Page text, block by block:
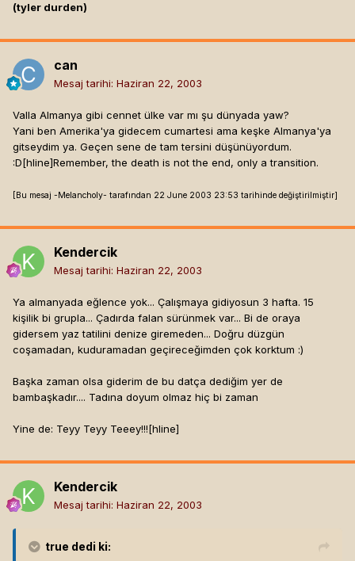
(tyler durden)
can
Mesaj tarihi: Haziran 22, 2003
Valla Almanya gibi cennet ülke var mı şu dünyada yaw?
Yani ben Amerika'ya gidecem cumartesi ama keşke Almanya'ya
gitseydim ya. Geçen sene de tam tersini düşünüyordum.
:D[hline]Remember, the death is not the end, only a transition.
[Bu mesaj -Melancholy- tarafından 22 June 2003 23:53 tarihinde değiştirilmiştir]
Kendercik
Mesaj tarihi: Haziran 22, 2003
Ya almanyada eğlence yok... Çalışmaya gidiyosun 3 hafta. 15
kişilik bi grupla... Çadırda falan sürünmek var... Bi de oraya
gidersem yaz tatilini denize giremeden... Doğru düzgün
coşamadan, kuduramadan geçireceğimden çok korktum :)
Başka zaman olsa giderim de bu datça dediğim yer de
bambaşkadır.... Tadına doyum olmaz hiç bi zaman
Yine de: Teyy Teyy Teeey!!![hline]
Kendercik
Mesaj tarihi: Haziran 22, 2003
true dedi ki: